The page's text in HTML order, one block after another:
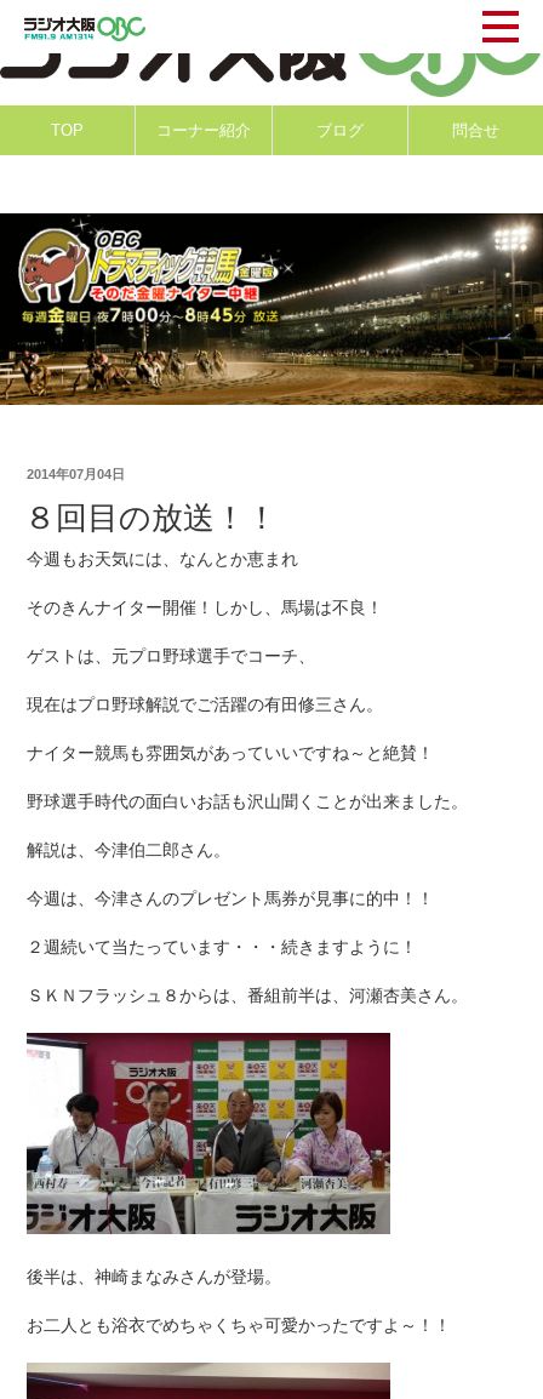
TOP コーナー紹介 ブログ 問合せ
2014年07月04日
８回目の放送！！
今週もお天気には、なんとか恵まれ
そのきんナイター開催！しかし、馬場は不良！
ゲストは、元プロ野球選手でコーチ、
現在はプロ野球解説でご活躍の有田修三さん。
ナイター競馬も雰囲気があっていいですね～と絶賛！
野球選手時代の面白いお話も沢山聞くことが出来ました。
解説は、今津伯二郎さん。
今週は、今津さんのプレゼント馬券が見事に的中！！
２週続いて当たっています・・・続きますように！
ＳＫＮフラッシュ８からは、番組前半は、河瀬杏美さん。
後半は、神崎まなみさんが登場。
お二人とも浴衣でめちゃくちゃ可愛かったですよ～！！